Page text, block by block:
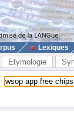
Lexiques
Etymologie